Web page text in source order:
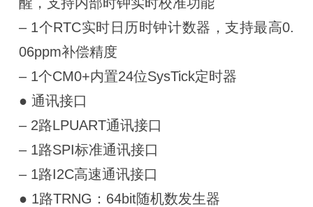
– 1个RTC实时日历时钟计数器，支持最高0.
06ppm补偿精度
– 1个CM0+内置24位SysTick定时器
● 通讯接口
– 2路LPUART通讯接口
– 1路SPI标准通讯接口
– 1路I2C高速通讯接口
● 1路TRNG：64bit随机数发生器